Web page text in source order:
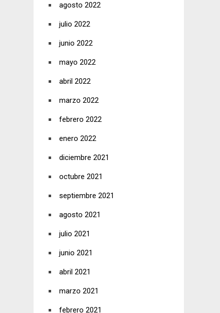
agosto 2022
julio 2022
junio 2022
mayo 2022
abril 2022
marzo 2022
febrero 2022
enero 2022
diciembre 2021
octubre 2021
septiembre 2021
agosto 2021
julio 2021
junio 2021
abril 2021
marzo 2021
febrero 2021